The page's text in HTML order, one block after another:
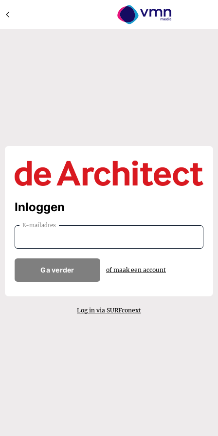
Inloggen
E-mailadres
Ga verder of maak een account
Log in via SURFconext